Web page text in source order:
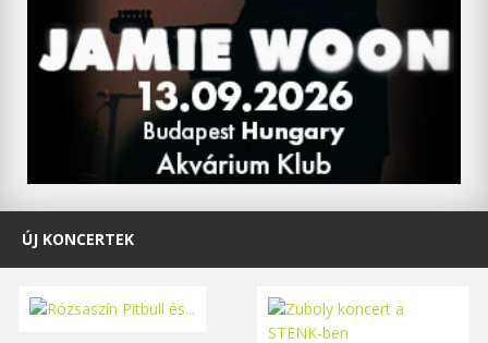
ÚJ KONCERTEK